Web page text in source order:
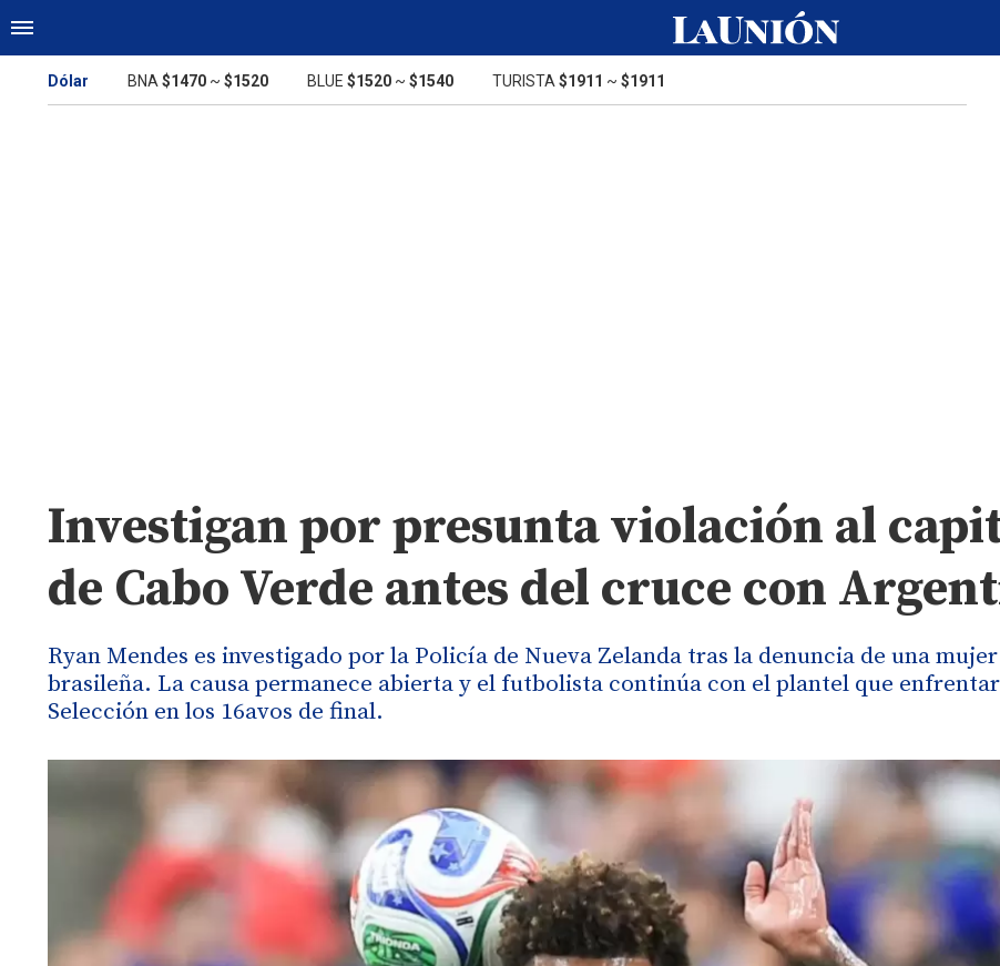
Dólar BNA $1470 ~ $1520 BLUE $1520 ~ $1540 TURISTA $1911 ~ $1911
Investigan por presunta violación al
de Cabo Verde antes del cruce con
Ryan Mendes es investigado por la Policía de Nueva Zelanda tras la denuncia de una mujer
brasileña. La causa permanece abierta y el futbolista continúa con el plantel que
Selección en los 16avos de final.